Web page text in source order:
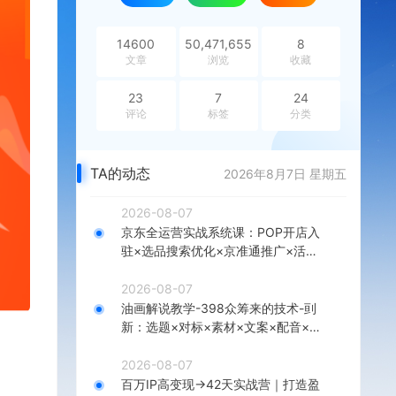
14600
文章
50,471,655
浏览
8
收藏
23
评论
7
标签
24
分类
TA的动态 2026年8月7日 星期五
2026-08-07
京东全运营实战系统课：POP开店入
驻×选品搜索优化×京准通推广×活动
2026-08-07
油画解说教学-398众筹来的技术-刯
新：选题×对标×素材×文案×配音×剪
2026-08-07
百万IP高变现→42天实战营｜打造盈